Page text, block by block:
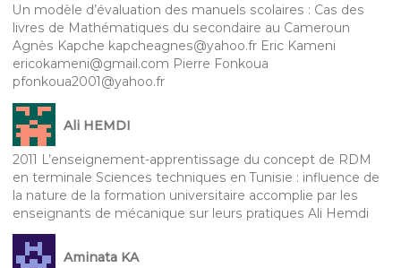
Un modèle d’évaluation des manuels scolaires : Cas des
livres de Mathématiques du secondaire au Cameroun
Agnès Kapche kapcheagnes@yahoo.fr Eric Kameni
ericokameni@gmail.com Pierre Fonkoua
pfonkoua2001@yahoo.fr
Ali HEMDI
2011 L’enseignement-apprentissage du concept de RDM
en terminale Sciences techniques en Tunisie : influence de
la nature de la formation universitaire accomplie par les
enseignants de mécanique sur leurs pratiques Ali Hemdi
Aminata KA